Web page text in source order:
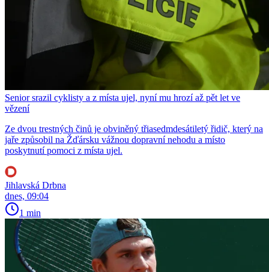
Senior srazil cyklisty a z místa ujel, nyní mu hrozí až pět let ve
vězení
Ze dvou trestných činů je obviněný třiasedmdesátiletý řidič, který na
jaře způsobil na Žďársku vážnou dopravní nehodu a místo
poskytnutí pomoci z místa ujel.
Jihlavská Drbna
dnes, 09:04
1 min